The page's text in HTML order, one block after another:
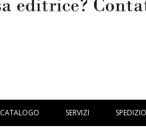
CATALOGO SERVIZI